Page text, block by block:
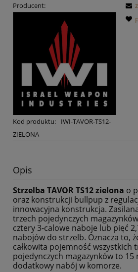
Producent:
Kod produktu:
IWI-TAVOR-TS12-
ZIELONA
Opis
Strzelba TAVOR TS12 zielona o
oraz konstrukcji bullpup z
innowacyjna konstrukcja.
trzech pojedynczych
cztery 3-calowe naboje lub pięć
nabojów do strzelb. Oznacza to,
całkowita pojemność wszystkich
pojedynczych magazynków to
dodatkowy nabój w komorze.